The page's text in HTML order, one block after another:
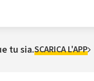
tu sia.SCARICA L'APP